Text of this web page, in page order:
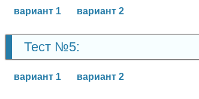
вариант 1 вариант 2
Тест №5:
вариант 1 вариант 2